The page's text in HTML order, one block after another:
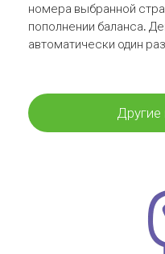
номера выбранной
пополнении баланса.
автоматически один
Другие